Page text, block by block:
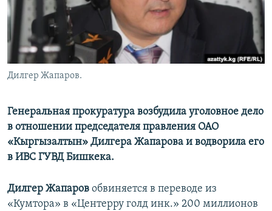
Дилгер Жапаров.
Генеральная прокуратура возбудила уголовное дело
в отношении председателя правления ОАО
«Кыргызалтын» Дилгера Жапарова и водворила его
в ИВС ГУВД Бишкека.
Дилгер Жапаров обвиняется в переводе из
«Кумтора» в «Центерру голд инк.» 200 миллионов